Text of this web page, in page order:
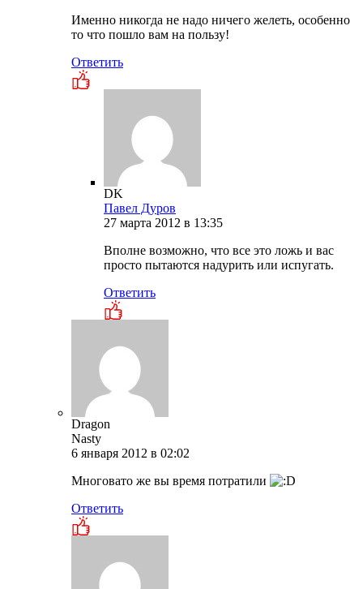
Именно никогда не надо ничего желеть, особенно
то что пошло вам на пользу!
Ответить
DK
Павел Дуров
27 марта 2012 в 13:35
Вполне возможно, что все это ложь и вас
просто пытаются надурить или испугать.
Ответить
Dragon
Nasty
6 января 2012 в 02:02
Многовато же вы время потратили
Ответить